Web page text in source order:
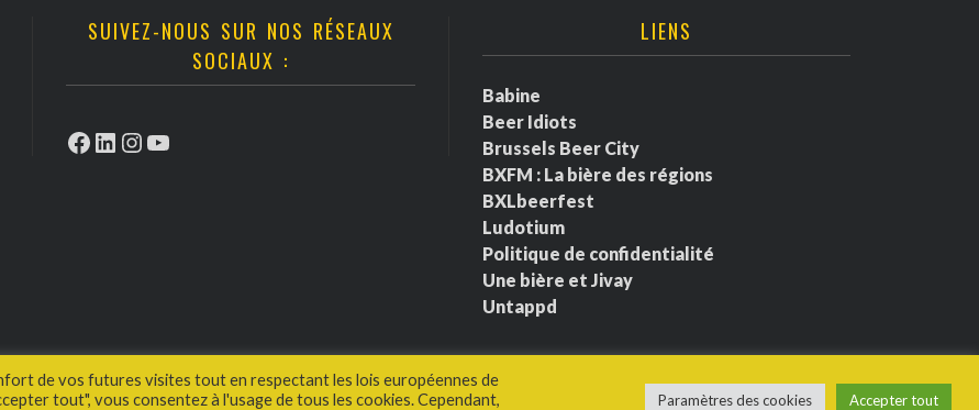
SUIVEZ-NOUS SUR NOS RÉSEAUX
SOCIAUX :
Facebook
LinkedIn
Instagram
YouTube
LIENS
Babine
Beer Idiots
Brussels Beer City
BXFM : La bière des régions
BXLbeerfest
Ludotium
Politique de confidentialité
Une bière et Jivay
Untappd
de vos futures visites tout en respectant les lois européennes de
tout", vous consentez à l'usage de tous les cookies. Cependant,
Paramètres des cookies Accepter tout